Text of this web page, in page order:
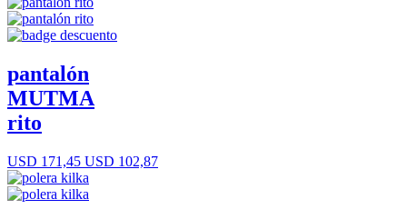
pantalón
MUTMA
rito
USD 171,45 USD 102,87